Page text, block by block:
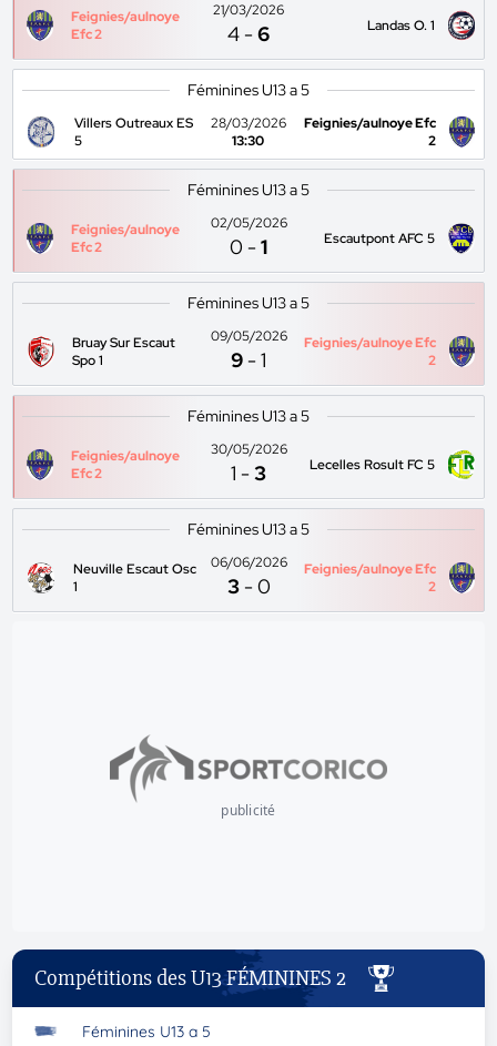
Feignies/aulnoye
Efc 2
21/03/2026
4 -6 Landas O. 1
Féminines U13 a 5
Villers Outreaux ES
5
28/03/2026
13:30
Feignies/aulnoye Efc
2
Féminines U13 a 5
Feignies/aulnoye
Efc 2
02/05/2026
0 -1 Escautpont AFC 5
Féminines U13 a 5
Bruay Sur Escaut
Spo 1
09/05/2026
9 -1
Feignies/aulnoye Efc
2
Féminines U13 a 5
Feignies/aulnoye
Efc 2
30/05/2026
1 -3 Lecelles Rosult FC 5
Féminines U13 a 5
Neuville Escaut Osc
1
06/06/2026
3 -0
Feignies/aulnoye Efc
2
publicité
Compétitions des U13 FÉMININES 2
Féminines U13 a 5